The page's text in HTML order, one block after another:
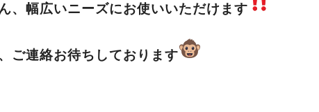
、幅広いニーズにお使いいただけます
ご連絡お待ちしております